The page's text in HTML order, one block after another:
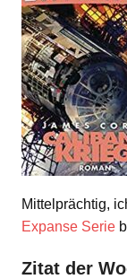
Mittelprächtig,
Expanse Serie
Zitat der